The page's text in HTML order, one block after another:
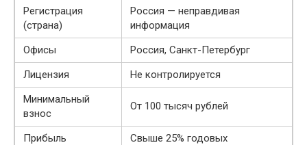
Регистрация
(страна)
Россия — неправдивая
информация
Офисы
Россия, Санкт-Петербург
Лицензия
Не контролируется
Минимальный
взнос
От 100 тысяч рублей
Прибыль
Свыше 25% годовых